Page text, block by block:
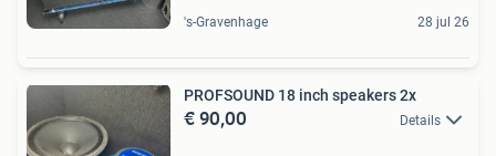
's-Gravenhage 28 jul 26
PROFSOUND 18 inch speakers 2x
€ 90,00 Details